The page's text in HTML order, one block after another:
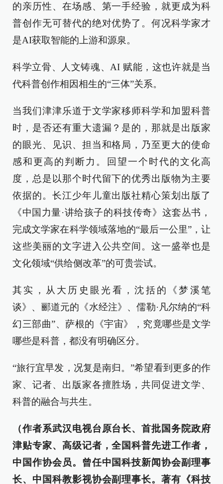
的亲历性、在场感、第一手经验，就更成为科
普创作无可替代的绝对优势了。何况科学家才
是AI获取智能的上游和源泉。
科学立骨、人文铸魂、AI 赋能，这也许就是当
代科普创作相因相生的“三体”关系。
当我们津津乐道于文学家移师科学和加盟科普
时，是否还有重大遗漏？是的，那就是出版家
的眼光、见识、担当和格局，乃至更大的使命
感和更高的判断力。回望一个时代的文化高
度，总是以那个时代留下的优秀出版物为主要
依据的。长江少年儿童出版社精心策划出版了
《中国力量·讲给孩子的科技传奇》这套丛书，
完成文学家在科学领域落地的“最后一公里”，让
这些美丽的文字进入公共空间。这一盛举也是
文化领域“供给侧改革”的可贵尝试。
其实，从大历史眼光看，沈括的《梦溪笔
谈》、郦道元的《水经注》、儒勒·凡尔纳的“科
幻三部曲”、萨根的《宇宙》，究竟哪些是文学
哪些是科普，都没有明确区分。
“旅行宜早发，况复是南归。”希望看到更多的作
家、记者、出版家各擅胜场，共同促进文学、
科普的融合与共生。
（作者系武汉电视台原台长、首批国务院政府
津贴专家、高级记者，全国科普先进工作者，
中国作协会员。曾任中国科技新闻协会副理事
长、中国科教影视协会副理事长。著有《科技